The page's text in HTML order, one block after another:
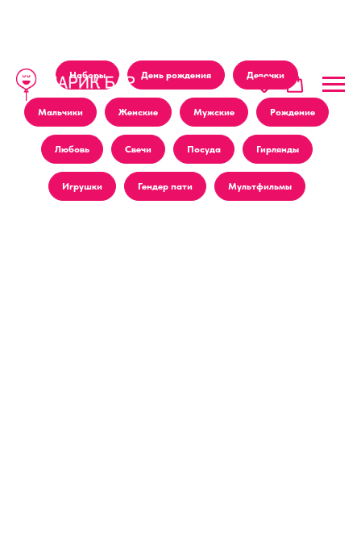
Наборы День рождения Девочки
Мальчики Женские Мужские Рождение
Любовь Свечи Посуда Гирлянды
Игрушки Гендер пати Мультфильмы